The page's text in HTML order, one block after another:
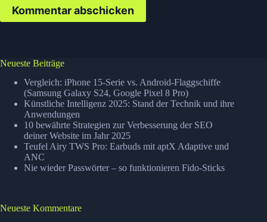
Kommentar abschicken
Neueste Beiträge
Vergleich: iPhone 15-Serie vs. Android-Flaggschiffe
(Samsung Galaxy S24, Google Pixel 8 Pro)
Künstliche Intelligenz 2025: Stand der Technik und ihre
Anwendungen
10 bewährte Strategien zur Verbesserung der SEO
deiner Website im Jahr 2025
Teufel Airy TWS Pro: Earbuds mit aptX Adaptive und
ANC
Nie wieder Passwörter – so funktionieren Fido-Sticks
Neueste Kommentare